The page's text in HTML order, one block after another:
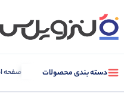
دسته بندی محصولات صفحه